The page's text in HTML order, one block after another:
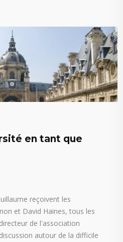
en tant que
reçoivent les
et David Haines, tous les
de l'association
autour de la difficile